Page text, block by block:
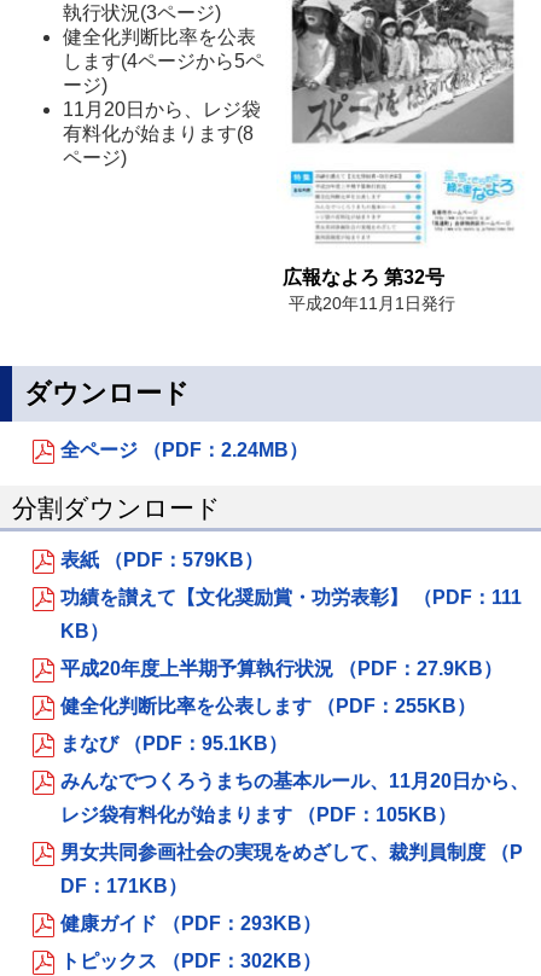
広報なよろ 第32号
平成20年11月1日発行
執行状況(3ページ)
健全化判断比率を公表
します(4ページから5ペ
ージ)
11月20日から、レジ袋
有料化が始まります(8
ページ)
ダウンロード
全ページ （PDF：2.24MB）
分割ダウンロード
表紙 （PDF：579KB）
功績を讃えて【文化奨励賞・功労表彰】 （PDF：111
KB）
平成20年度上半期予算執行状況 （PDF：27.9KB）
健全化判断比率を公表します （PDF：255KB）
まなび （PDF：95.1KB）
みんなでつくろうまちの基本ルール、11月20日から、
レジ袋有料化が始まります （PDF：105KB）
男女共同参画社会の実現をめざして、裁判員制度 （P
DF：171KB）
健康ガイド （PDF：293KB）
トピックス （PDF：302KB）